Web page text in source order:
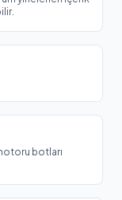
botları